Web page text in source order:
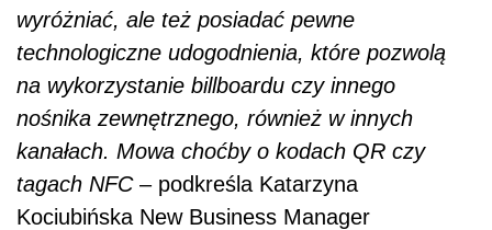
wyróżniać, ale też posiadać pewne
technologiczne udogodnienia, które pozwolą
na wykorzystanie billboardu czy innego
nośnika zewnętrznego, również w innych
kanałach. Mowa choćby o kodach QR czy
tagach NFC– podkreśla Katarzyna
Kociubińska New Business Manager